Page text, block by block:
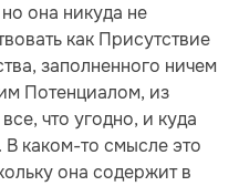
она никуда не
как Присутствие
заполненного ничем
Потенциалом, из
что угодно, и куда
каком-то смысле это
она содержит в